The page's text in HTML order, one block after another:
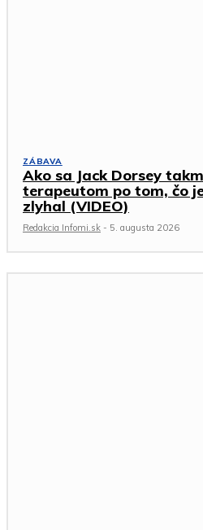
ZÁBAVA
Ako sa Jack Dorsey
terapeutom po tom, čo
zlyhal (VIDEO)
Redakcia Infomi.sk - 5. augusta 2026